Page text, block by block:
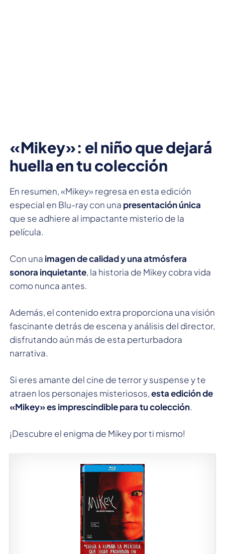
«Mikey»: el niño que dejará
huella en tu colección
En resumen, «Mikey» regresa en esta edición
especial en Blu-ray con una presentación única
que se adhiere al impactante misterio de la
película.
Con una imagen de calidad y una atmósfera
sonora inquietante, la historia de Mikey cobra vida
como nunca antes.
Además, el contenido extra proporciona una visión
fascinante detrás de escena y análisis del director,
disfrutando aún más de esta perturbadora
narrativa.
Si eres amante del cine de terror y suspense y te
atraen los personajes misteriosos,esta edición de
«Mikey» es imprescindible para tu colección.
¡Descubre el enigma de Mikey por ti mismo!